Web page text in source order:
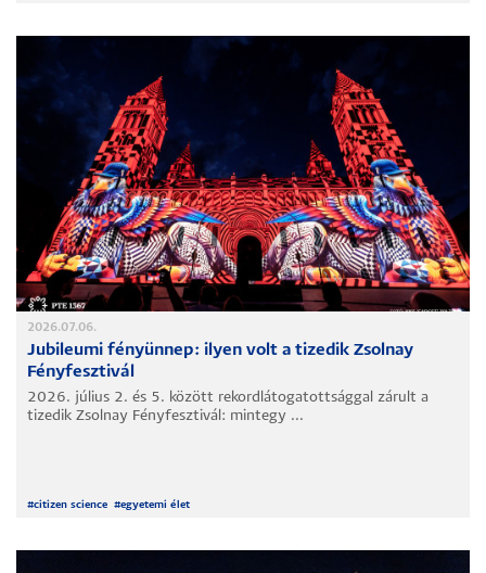
2026.07.06.
Jubileumi fényünnep: ilyen volt a tizedik Zsolnay
Fényfesztivál
2026. július 2. és 5. között rekordlátogatottsággal zárult a
tizedik Zsolnay Fényfesztivál: mintegy ...
#citizen science #egyetemi élet